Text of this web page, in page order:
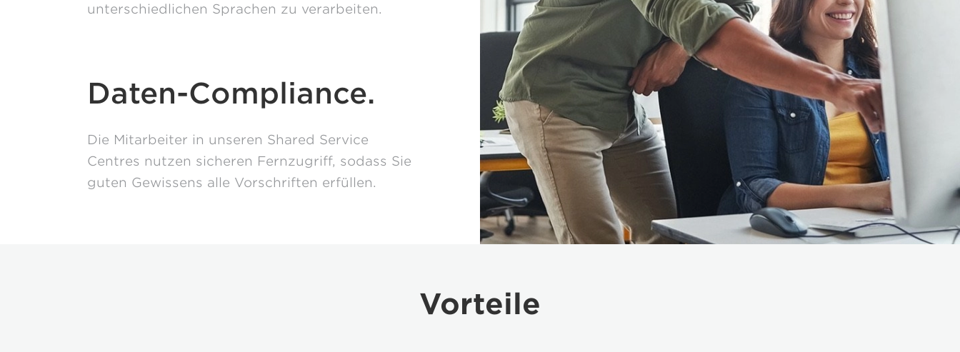
unterschiedlichen Sprachen zu verarbeiten.
Daten-Compliance.
Die Mitarbeiter in unseren Shared Service
Centres nutzen sicheren Fernzugriff, sodass Sie
guten Gewissens alle Vorschriften erfüllen.
Vorteile